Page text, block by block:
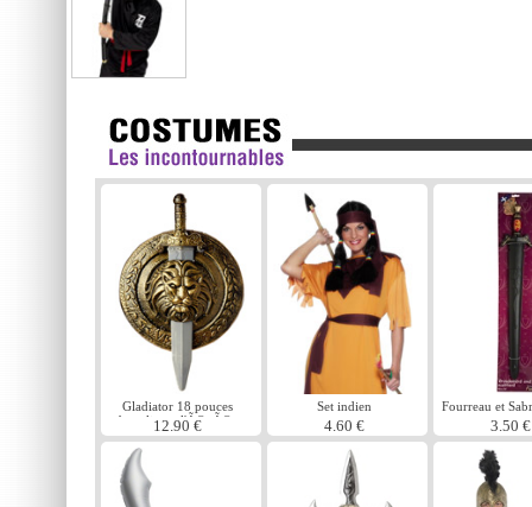
Gladiator 18 pouces
bouclier et l'Ã©pÃ©e
12.90 €
Set indien
4.60 €
Fourreau et
3.50 €